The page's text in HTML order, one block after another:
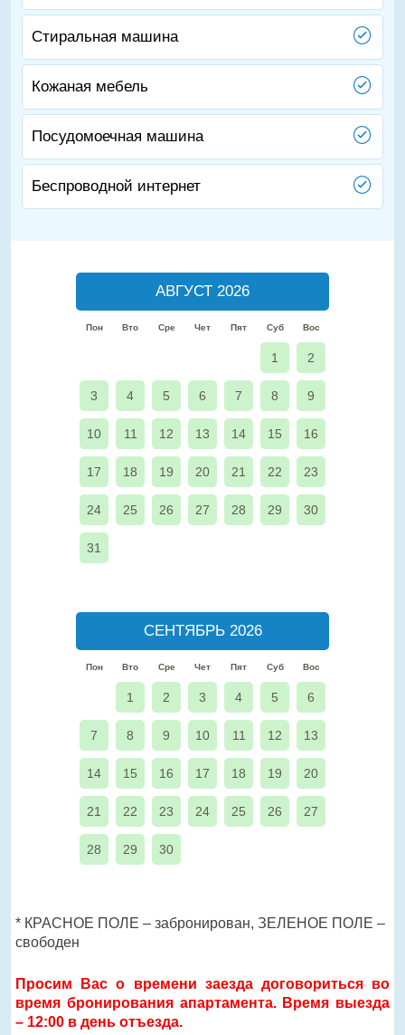
Стиральная машина
Кожаная мебель
Посудомоечная машина
Беспроводной интернет
АВГУСТ 2026
Пон Вто Сре Чет Пят Суб Вос
1 2
3 4 5 6 7 8 9
10 11 12 13 14 15 16
17 18 19 20 21 22 23
24 25 26 27 28 29 30
31
СЕНТЯБРЬ 2026
Пон Вто Сре Чет Пят Суб Вос
1 2 3 4 5 6
7 8 9 10 11 12 13
14 15 16 17 18 19 20
21 22 23 24 25 26 27
28 29 30
* КРАСНОЕ ПОЛЕ – забронирован, ЗЕЛЕНОЕ ПОЛЕ –
свободен
Просим Вас о времени заезда договориться во
время бронирования апартамента. Время выезда
– 12:00 в день отъезда.